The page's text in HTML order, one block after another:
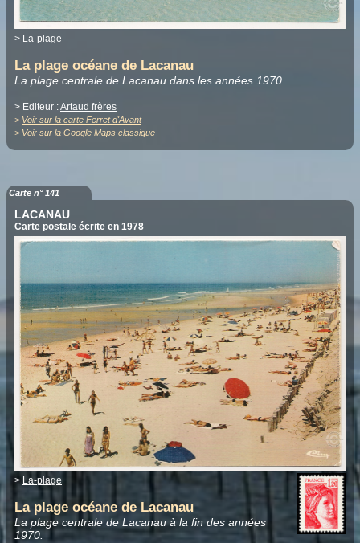
> La-plage
La plage océane de Lacanau
La plage centrale de Lacanau dans les années 1970.
> Editeur :Artaud frères
> Voir sur la carte Ferret d'Avant
> Voir sur la Google Maps classique
Carte n° 141
LACANAU
Carte postale écrite en 1978
> La-plage
La plage océane de Lacanau
La plage centrale de Lacanau à la fin des années
1970.